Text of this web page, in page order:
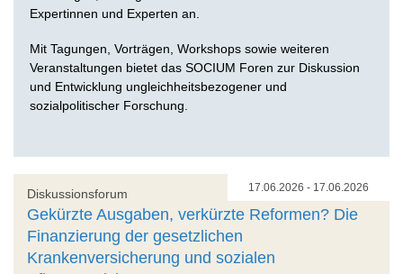
Expertinnen und Experten an.
Mit Tagungen, Vorträgen, Workshops sowie weiteren
Veranstaltungen bietet das SOCIUM Foren zur Diskussion
und Entwicklung ungleichheitsbezogener und
sozialpolitischer Forschung.
17.06.2026 - 17.06.2026
Diskussionsforum
Gekürzte Ausgaben, verkürzte Reformen? Die
Finanzierung der gesetzlichen
Krankenversicherung und sozialen